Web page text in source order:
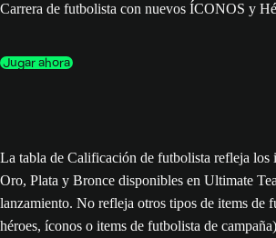
Carrera de futbolista con nuevos ÍCONOS y
Jugar ahora
La tabla de Calificación de futbolista refleja los
Oro, Plata y Bronce disponibles en Ultimate
lanzamiento. No refleja otros tipos de items de
héroes, íconos o items de futbolista de